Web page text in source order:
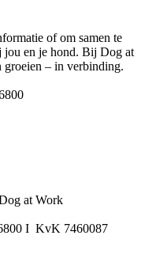
of om samen te
jou en je hond. Bij Dog at
groeien – in verbinding.
at Work
I KvK 7460087